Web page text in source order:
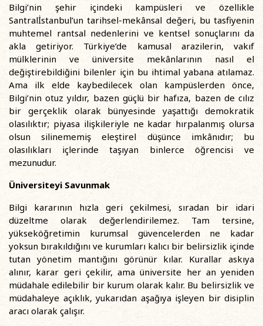
Bilgi’nin şehir içindeki kampüsleri ve özellikle
Santralİstanbul’un tarihsel-mekânsal değeri, bu tasfiyenin
muhtemel rantsal nedenlerini ve kentsel sonuçlarını da
akla getiriyor. Türkiye’de kamusal arazilerin, vakıf
mülklerinin ve üniversite mekânlarının nasıl el
değiştirebildiğini bilenler için bu ihtimal yabana atılamaz.
Ama ilk elde kaybedilecek olan kampüslerden önce,
Bilgi’nin otuz yıldır, bazen güçlü bir hafıza, bazen de cılız
bir gerçeklik olarak bünyesinde yaşattığı demokratik
olasılıktır; piyasa ilişkileriyle ne kadar hırpalanmış olursa
olsun silinememiş eleştirel düşünce imkânıdır; bu
olasılıkları içlerinde taşıyan binlerce öğrencisi ve
mezunudur.
Üniversiteyi Savunmak
Bilgi kararının hızla geri çekilmesi, sıradan bir idari
düzeltme olarak değerlendirilemez. Tam tersine,
yükseköğretimin kurumsal güvencelerden ne kadar
yoksun bırakıldığını ve kurumları kalıcı bir belirsizlik içinde
tutan yönetim mantığını görünür kılar. Kurallar askıya
alınır, karar geri çekilir, ama üniversite her an yeniden
müdahale edilebilir bir kurum olarak kalır. Bu belirsizlik ve
müdahaleye açıklık, yukarıdan aşağıya işleyen bir disiplin
aracı olarak çalışır.